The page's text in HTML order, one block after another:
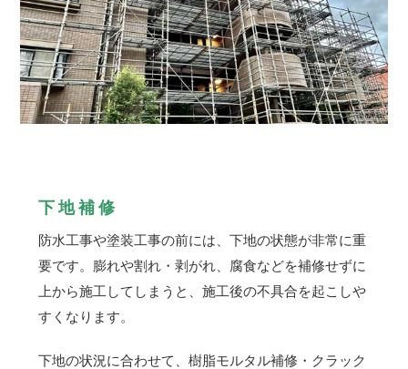
下地補修
防水工事や塗装工事の前には、下地の状態が非常に重
要です。膨れや割れ・剥がれ、腐食などを補修せずに
上から施工してしまうと、施工後の不具合を起こしや
すくなります。
下地の状況に合わせて、樹脂モルタル補修・クラック